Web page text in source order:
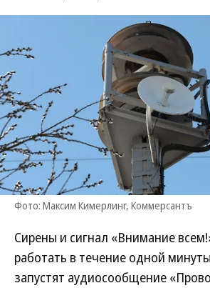
Фото: Максим Кимерлинг, Коммерсантъ
Сирены и сигнал «Внимание
работать в течение одной
запустят аудиосообщение